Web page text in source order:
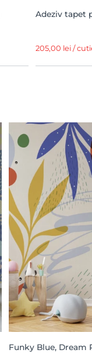
Adeziv tapet
205,00 lei /
Funky Blue, Dream